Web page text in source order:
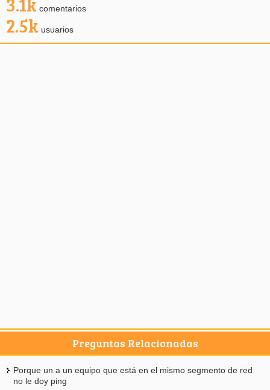
comentarios
2.5k usuarios
Preguntas Relacionadas
Porque un a un equipo que está en el mismo segmento de red
no le doy ping